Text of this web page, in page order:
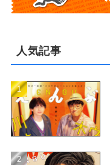
人気記事